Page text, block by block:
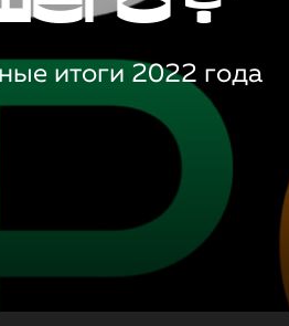
итоги 2022 года